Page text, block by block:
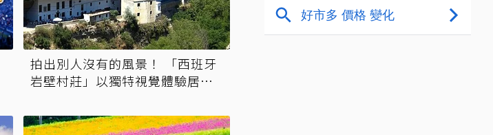
拍出別人沒有的風景！ 「西班牙
岩壁村莊」以獨特視覺體驗居冠